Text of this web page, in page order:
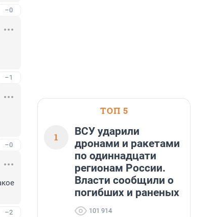
–0
–1
–0
–2
ТОП 5
1
ВСУ ударили
дронами и ракетами
по одиннадцати
регионам России.
Власти сообщили о
погибших и раненых
101 914